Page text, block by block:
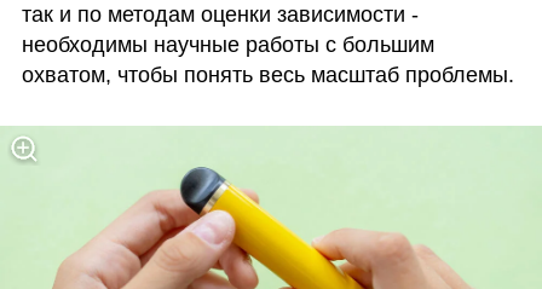
так и по методам оценки зависимости -
необходимы научные работы с большим
охватом, чтобы понять весь масштаб проблемы.